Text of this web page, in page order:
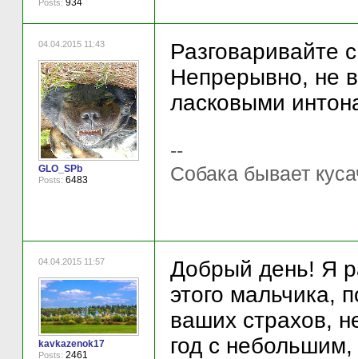
Posts: 934
04.04.2015 11:43
GLO_SPb
Posts: 6483
Разговаривайте
Непрерывно, не
ласковыми
--
Собака бывает
04.04.2015 11:57
kavkazenok17
Posts: 2461
Добрый день! Я
этого мальчика,
ваших страхов,
год с